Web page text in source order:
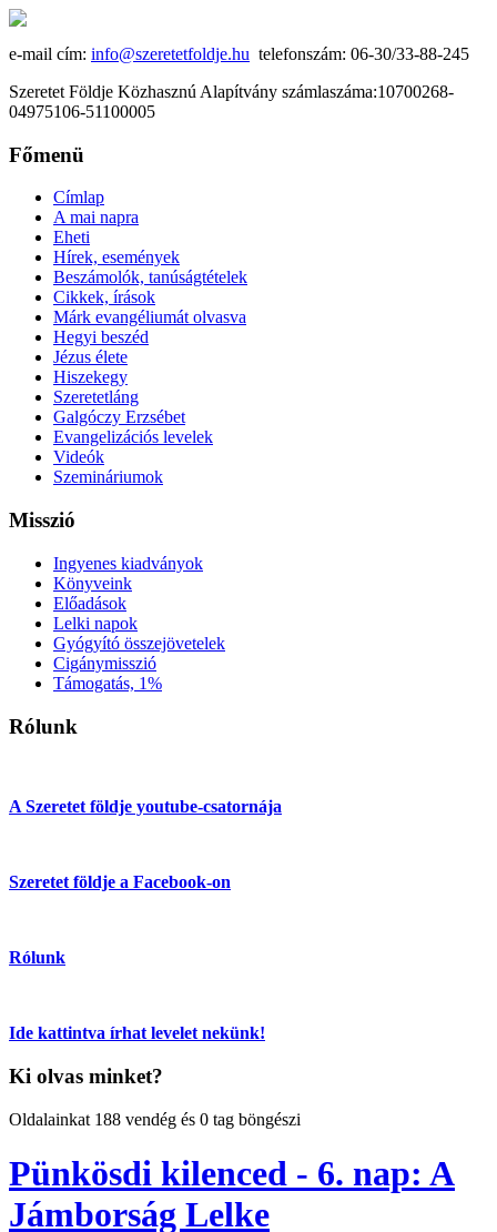
e-mail cím: info@szeretetfoldje.hu telefonszám: 06-30/33-88-245
Szeretet Földje Közhasznú Alapítvány számlaszáma:10700268-
04975106-51100005
Főmenü
Címlap
A mai napra
Eheti
Hírek, események
Beszámolók, tanúságtételek
Cikkek, írások
Márk evangéliumát olvasva
Hegyi beszéd
Jézus élete
Hiszekegy
Szeretetláng
Galgóczy Erzsébet
Evangelizációs levelek
Videók
Szemináriumok
Misszió
Ingyenes kiadványok
Könyveink
Előadások
Lelki napok
Gyógyító összejövetelek
Cigánymisszió
Támogatás, 1%
Rólunk
A Szeretet földje youtube-csatornája
Szeretet földje a Facebook-on
Rólunk
Ide kattintva írhat levelet nekünk!
Ki olvas minket?
Oldalainkat 188 vendég és 0 tag böngészi
Pünkösdi kilenced - 6. nap: A
Jámborság Lelke